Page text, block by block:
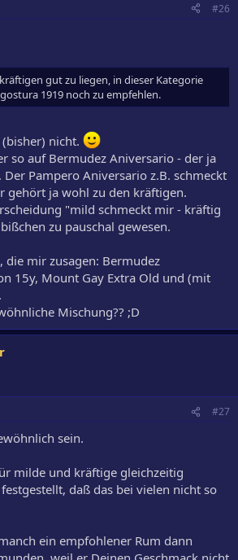
#26
gut zu liegen, in dieser Kategorie
1919 noch zu empfehlen.
nicht.
so auf Bermudez Aniversario - der ja
Pampero Aniversario z.B. schmeckt
gehört ja wohl zu den kräftigen.
"mild schmeckt mir - kräftig
zu pauschal gewesen.
die mir zusagen: Bermudez
15y, Mount Gay Extra Old und (mit
Mischung?? ;D
#27
sein.
milde und kräftige gleichzeitig
daß das bei vielen nicht so
ein empfohlener Rum dann